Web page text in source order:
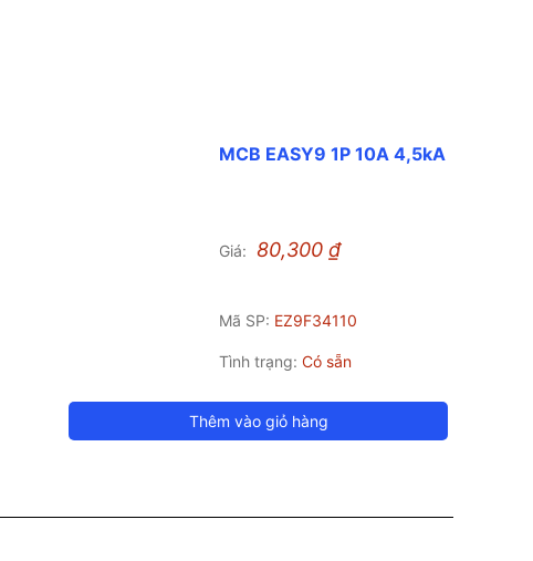
MCB EASY9 1P 10A 4,5kA
Giá: 80,300₫
Mã SP: EZ9F34110
Tình trạng:Có sẵn
Thêm vào giỏ hàng